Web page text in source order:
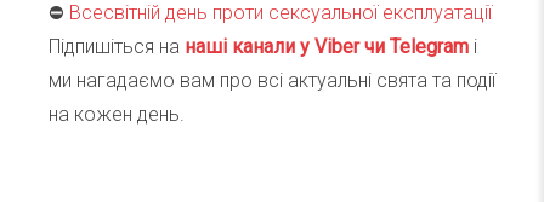
⛔️ Всесвітній день проти сексуальної експлуатації
Підпишіться на наші канали у Viber чи Telegram і
ми нагадаємо вам про всі актуальні свята та події
на кожен день.